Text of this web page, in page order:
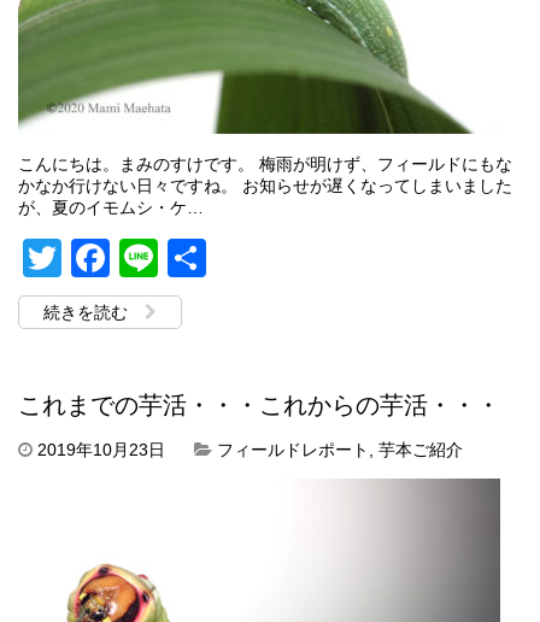
こんにちは。まみのすけです。 梅雨が明けず、フィールドにもな
かなか行けない日々ですね。 お知らせが遅くなってしまいました
が、夏のイモムシ・ケ…
TwitterFacebook
Line
続きを読む
これまでの芋活・・・これからの芋活・・・
2019年10月23日 フィールドレポート 芋本ご紹介